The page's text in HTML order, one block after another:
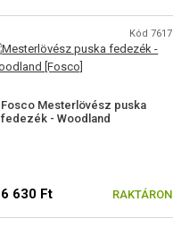
Kód 7617
Fosco Mesterlövész puska
fedezék - Woodland
6 630 Ft RAKTÁRON